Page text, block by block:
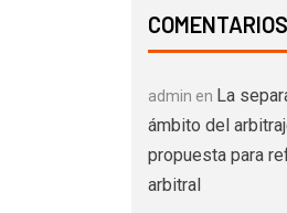
admin en La
ámbito del
propuesta para
arbitral